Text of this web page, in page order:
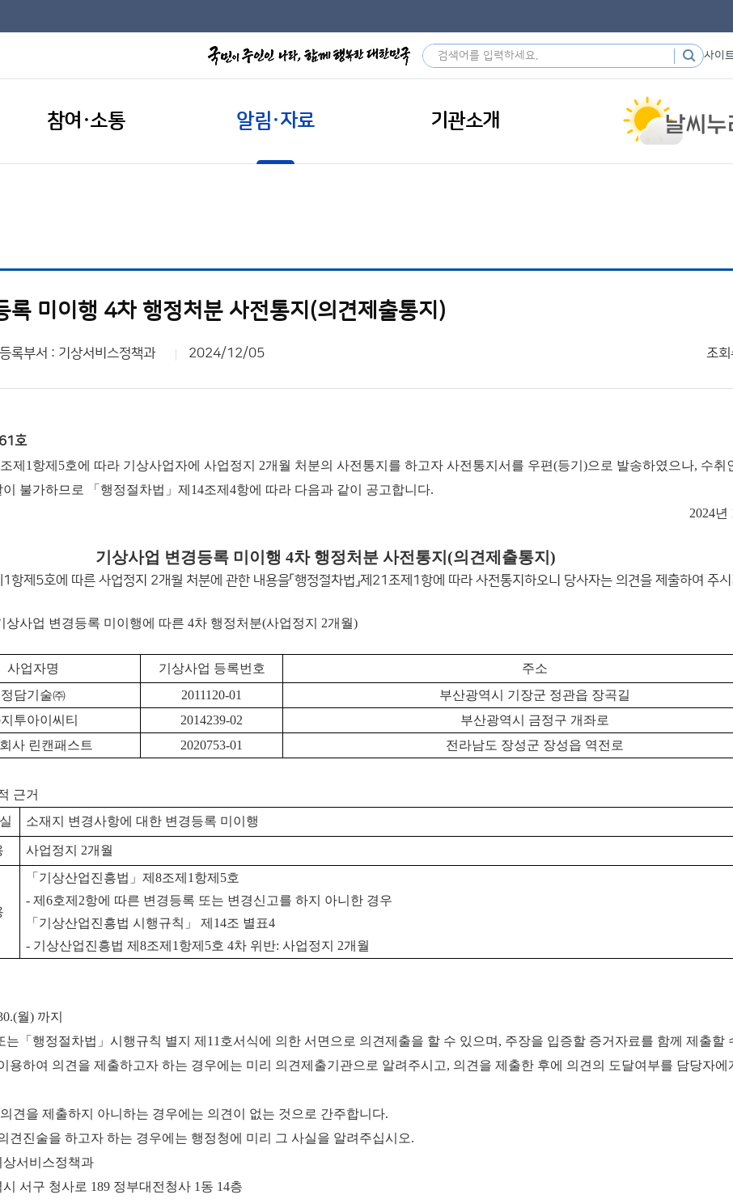
사이
참여·소통 알림·자료 기관소개
록 미이행 4차 행정처분 사전통지(의견제출통지)
등록부서 : 기상서비스정책과 2024/12/05 조회
호
조제1항제5호에 따라 기상사업자에 사업정지 2개월 처분의 사전통지를 하고자 사전통지서를 우편(등기)으로 발송하였으나, 수취
불가하므로 「행정절차법」제14조제4항에 따라 다음과 같이 공고합니다.
2024년
기상사업 변경등록 미이행 4차 행정처분 사전통지(의견제출통지)
1항제5호에 따른 사업정지 2개월 처분에 관한 내용을「행정절차법」제21조제1항에 따라 사전통지하오니 당사자는 의견을 제출하여 주
상사업 변경등록 미이행에 따른 4차 행정처분(사업정지 2개월)
사업자명 기상사업 등록번호
주소
정담기술㈜ 2011120-01
부산광역시 기장군 정관읍 장곡길
투아이씨티 2014239-02
부산광역시 금정구 개좌로
사 린캔패스트 2020753-01 전라남도 장성군 장성읍 역전로
근거
소재지 변경사항에 대한 변경등록 미이행
사업정지 2개월
「기상산업진흥법」제8조제1항제5호
- 제6호제2항에 따른 변경등록 또는 변경신고를 하지 아니한 경우
「기상산업진흥법 시행규칙」 제14조 별표4
- 기상산업진흥법 제8조제1항제5호 4차 위반: 사업정지 2개월
월) 까지
는「행정절차법」시행규칙 별지 제11호서식에 의한 서면으로 의견제출을 할 수 있으며, 주장을 입증할 증거자료를 함께 제출할
용하여 의견을 제출하고자 하는 경우에는 미리 의견제출기관으로 알려주시고, 의견을 제출한 후에 의견의 도달여부를 담당자에
견을 제출하지 아니하는 경우에는 의견이 없는 것으로 간주합니다.
견진술을 하고자 하는 경우에는 행정청에 미리 그 사실을 알려주십시오.
상서비스정책과
서구 청사로 189 정부대전청사 1동 14층